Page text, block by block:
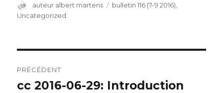
Auteur
auteur albert martens Catégories
bulletin 116 (7-9 2016)
Uncategorized
de
PRÉCÉDENT
Article
cc 2016-06-29: Introduction